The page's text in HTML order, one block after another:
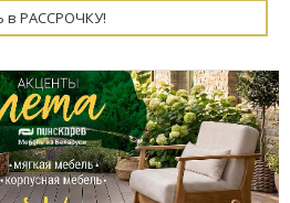
РАССРОЧКУ!